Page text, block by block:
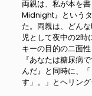
両親は、私が本を
Midnight』という
た。両親は、どん
児として夜中の2時
キーの目的の二面
『あなたは糖尿病
んだ』と同時に、
す」。」とヘリング